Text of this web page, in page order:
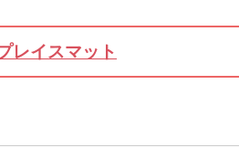
レイスマット